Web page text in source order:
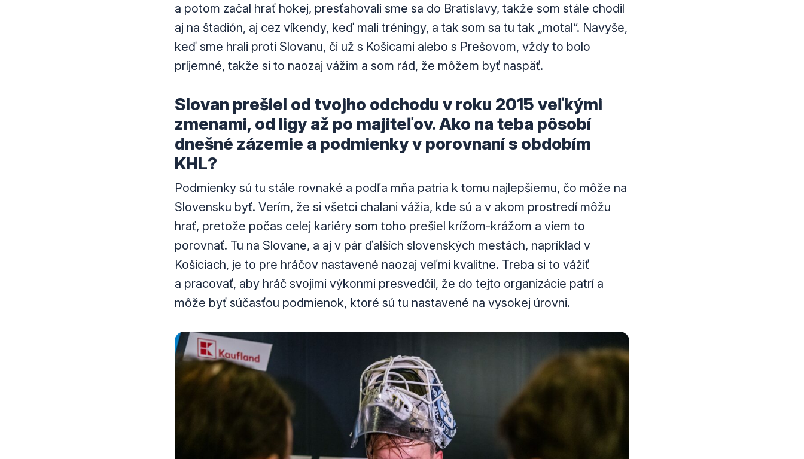
a potom začal hrať hokej, presťahovali sme sa do Bratislavy, takže som stále chodil
aj na štadión, aj cez víkendy, keď mali tréningy, a tak som sa tu tak „motal“. Navyše,
keď sme hrali proti Slovanu, či už s Košicami alebo s Prešovom, vždy to bolo
príjemné, takže si to naozaj vážim a som rád, že môžem byť naspäť.
Slovan prešiel od tvojho odchodu v roku 2015 veľkými
zmenami, od ligy až po majiteľov. Ako na teba pôsobí
dnešné zázemie a podmienky v porovnaní s obdobím
KHL?
Podmienky sú tu stále rovnaké a podľa mňa patria k tomu najlepšiemu, čo môže na
Slovensku byť. Verím, že si všetci chalani vážia, kde sú a v akom prostredí môžu
hrať, pretože počas celej kariéry som toho prešiel krížom-krážom a viem to
porovnať. Tu na Slovane, a aj v pár ďalších slovenských mestách, napríklad v
Košiciach, je to pre hráčov nastavené naozaj veľmi kvalitne. Treba si to vážiť
a pracovať, aby hráč svojimi výkonmi presvedčil, že do tejto organizácie patrí a
môže byť súčasťou podmienok, ktoré sú tu nastavené na vysokej úrovni.